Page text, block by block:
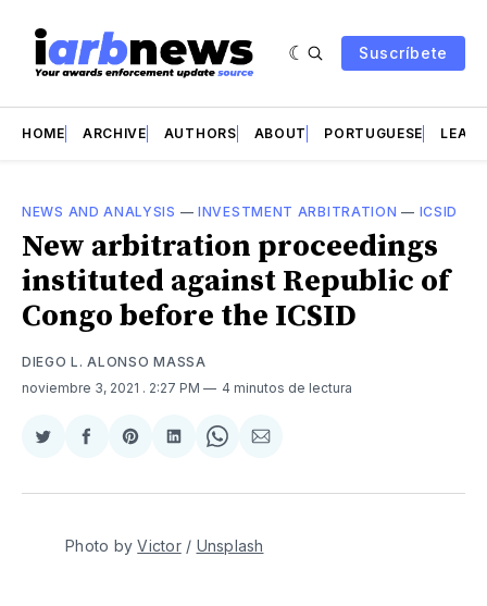
Suscríbete
HOME ARCHIVE AUTHORS ABOUT PORTUGUESE LEAD
NEWS AND ANALYSIS —INVESTMENT ARBITRATION — ICSID
New arbitration proceedings
instituted against Republic of
Congo before the ICSID
DIEGO L. ALONSO MASSA
noviembre 3, 2021 . 2:27 PM 4 minutos de lectura
Compartir
Twitter
Compartir
Facebook
Share
Pinterest
Compartir
LinkedIn
Share
WhatsApp
Compartir
Email
Photo byVictor/ Unsplash